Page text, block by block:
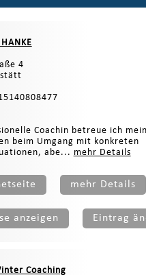
4
Coachin betreue ich
beim Umgang mit konkreten
abe... mehr Details
mehr Details
anzeigen Eintrag
Coaching